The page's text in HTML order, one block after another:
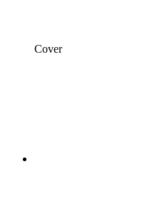
Cover